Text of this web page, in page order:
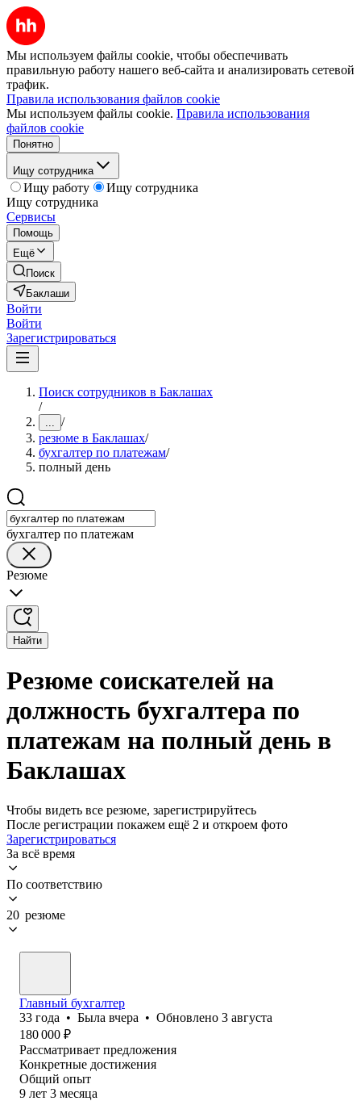
Мы используем файлы cookie, чтобы обеспечивать
правильную работу нашего веб-сайта и анализировать сетевой
трафик.
Правила использования файлов cookie
Мы используем файлы cookie. Правила использования
файлов cookie
Понятно
Ищу сотрудника
Ищу работу
Ищу сотрудника
Ищу сотрудника
Сервисы
Помощь
Ещё
Поиск
Баклаши
Войти
Войти
Зарегистрироваться
Поиск сотрудников в Баклашах
/
... /
резюме в Баклашах/
бухгалтер по платежам/
полный день
бухгалтер по платежам
Резюме
Найти
Резюме соискателей на
должность бухгалтера по
платежам на полный день в
Баклашах
Чтобы видеть все резюме, зарегистрируйтесь
После регистрации покажем ещё 2 и откроем фото
Зарегистрироваться
За всё время
По соответствию
20 резюме
Главный бухгалтер
33 года • Была вчера • Обновлено 3 августа
180 000 ₽
Рассматривает предложения
Конкретные достижения
Общий опыт
9 лет 3 месяца